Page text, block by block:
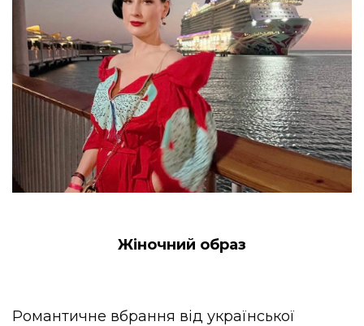
Жіночний образ
Романтичне вбрання від української